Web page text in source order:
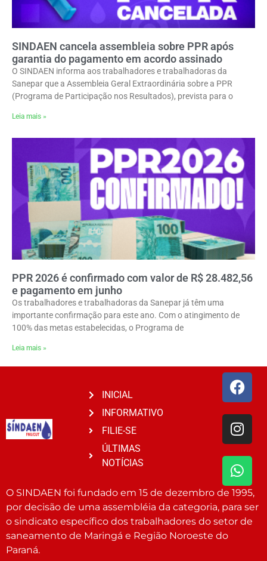
SINDAEN cancela assembleia sobre PPR após
garantia do pagamento em acordo assinado
O SINDAEN informa aos trabalhadores e trabalhadoras da
Sanepar que a Assembleia Geral Extraordinária sobre a PPR
(Programa de Participação nos Resultados), prevista para o
Leia mais »
PPR 2026 é confirmado com valor de R$ 28.482,56
e pagamento em junho
Os trabalhadores e trabalhadoras da Sanepar já têm uma
importante confirmação para este ano. Com o atingimento de
100% das metas estabelecidas, o Programa de
Leia mais »
INICIAL
INFORMATIVO
FILIE-SE
ÚLTIMAS
NOTÍCIAS
O SINDAEN foi fundado em 15 de dezembro de 1995,
por decisão de uma assembléia da categoria, para ser
o sindicato específico dos trabalhadores do setor de
saneamento de Maringá e Região Noroeste do
Paraná.